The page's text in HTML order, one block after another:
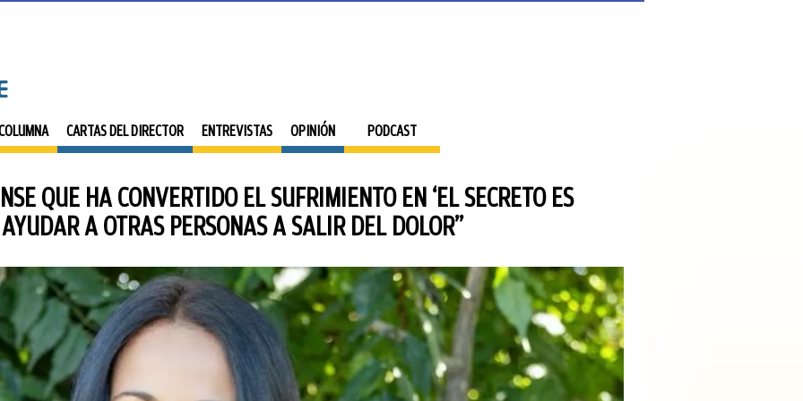
CARTAS DEL DIRECTOR ENTREVISTAS OPINIÓN PODCAST
QUE HA CONVERTIDO EL SUFRIMIENTO EN ‘EL SECRETO ES
A OTRAS PERSONAS A SALIR DEL DOLOR”